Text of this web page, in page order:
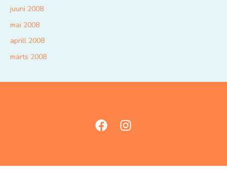
juuni 2008
mai 2008
aprill 2008
märts 2008